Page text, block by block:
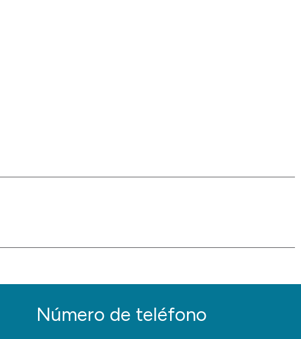
Número de teléfono